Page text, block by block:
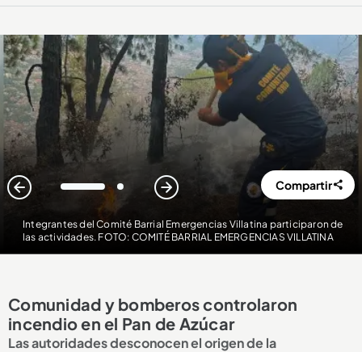
Integrantes del Comité Barrial Emergencias Villatina participaron de
las actividades. FOTO: COMITÉ BARRIAL EMERGENCIAS VILLATINA
1 2 Compartir
Comunidad y bomberos controlaron
incendio en el Pan de Azúcar
Las autoridades desconocen el origen de la